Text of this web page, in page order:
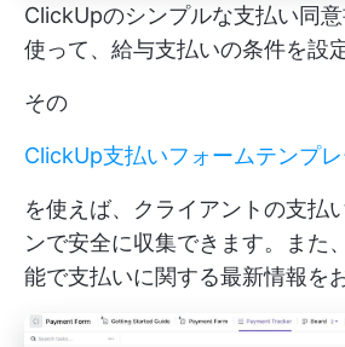
ClickUpのシンプルな支払い同
使って、給与支払いの条件を設
その
ClickUp支払いフォームテンプレ
を使えば、クライアントの支払
ンで安全に収集できます。また
能で支払いに関する最新情報を